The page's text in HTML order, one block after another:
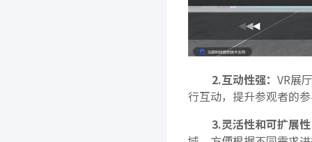
2.互动性强： VR展
行互动，提升参观者的
3.灵活性和可扩展